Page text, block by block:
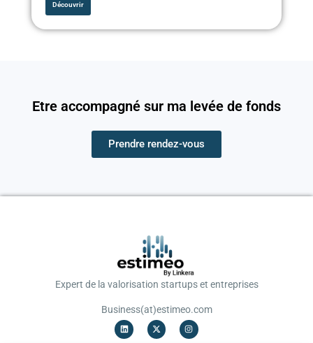
Découvrir
Etre accompagné sur ma levée de fonds
Prendre rendez-vous
Expert de la valorisation startups et entreprises
Business(at)estimeo.com